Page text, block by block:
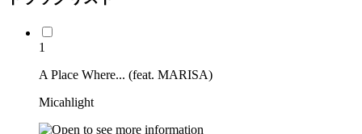
1
A Place Where... (feat. MARISA)
Micahlight